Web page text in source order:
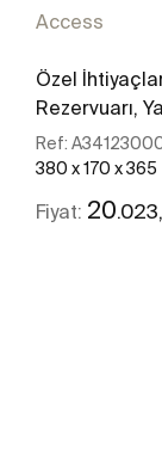
Access
Özel
Rezervuarı,
Ref:
380 x 170 x 365
Fiyat: 20